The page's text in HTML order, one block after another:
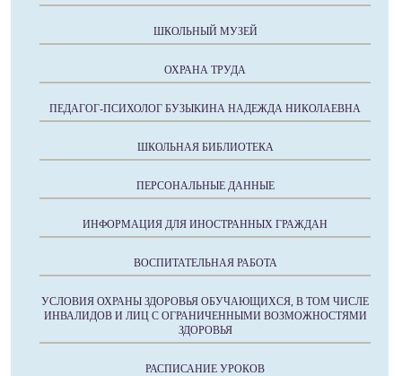
ШКОЛЬНЫЙ МУЗЕЙ
ОХРАНА ТРУДА
ПЕДАГОГ-ПСИХОЛОГ БУЗЫКИНА НАДЕЖДА НИКОЛАЕВНА
ШКОЛЬНАЯ БИБЛИОТЕКА
ПЕРСОНАЛЬНЫЕ ДАННЫЕ
ИНФОРМАЦИЯ ДЛЯ ИНОСТРАННЫХ ГРАЖДАН
ВОСПИТАТЕЛЬНАЯ РАБОТА
УСЛОВИЯ ОХРАНЫ ЗДОРОВЬЯ ОБУЧАЮЩИХСЯ, В ТОМ ЧИСЛЕ
ИНВАЛИДОВ И ЛИЦ С ОГРАНИЧЕННЫМИ ВОЗМОЖНОСТЯМИ
ЗДОРОВЬЯ
РАСПИСАНИЕ УРОКОВ